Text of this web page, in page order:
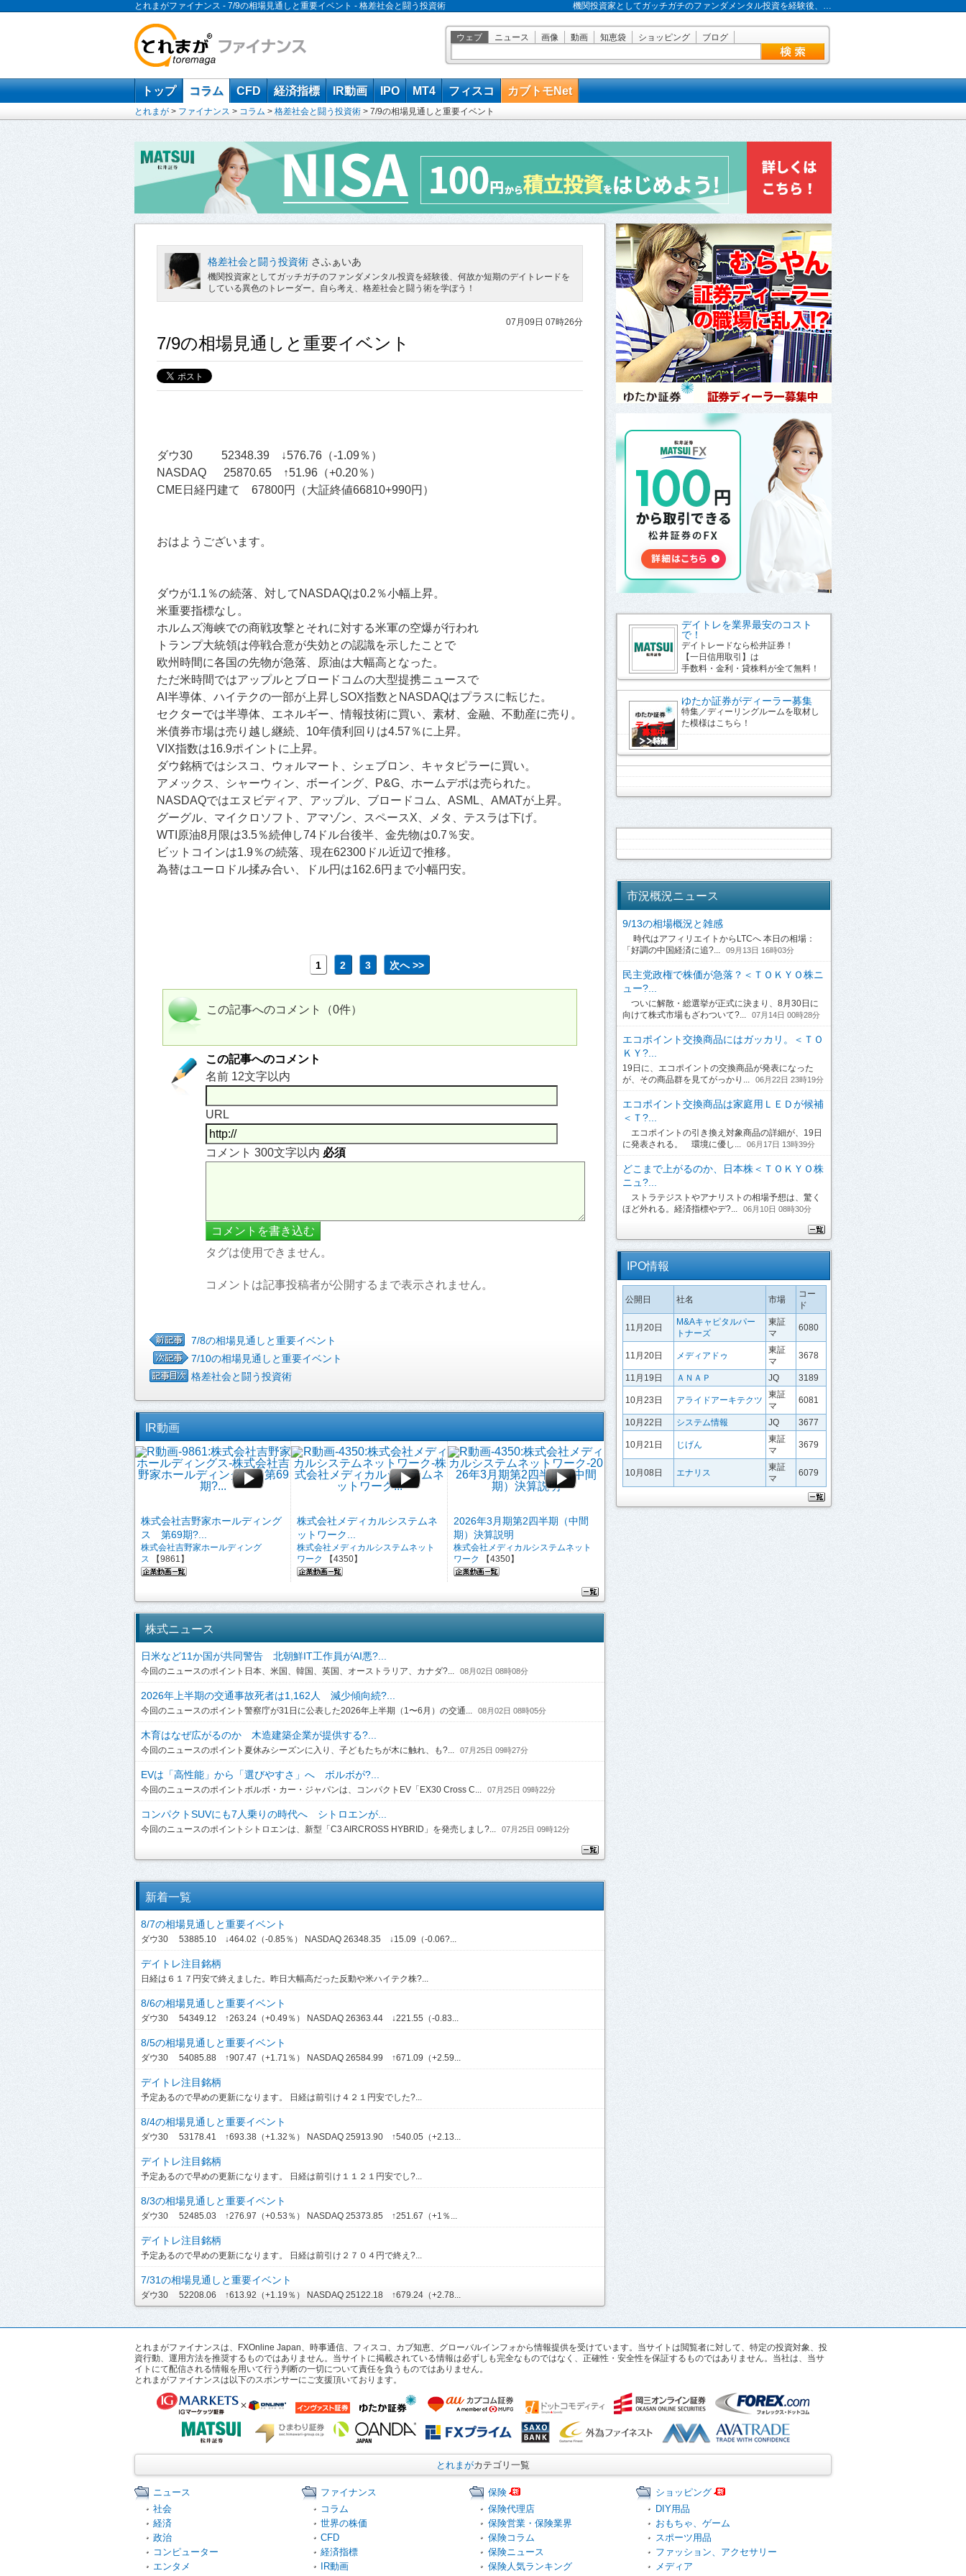
とれまがファイナンス - 7/9の相場見通しと重要イベント - 格差社会と闘う投資術 機関投資家としてガッチガチのファンダメンタル投資を経験後、…
ウェブ ニュース 画像 動画 知恵袋 ショッピング ブログ
トップ コラム CFD 経済指標 IR動画 IPO MT4 フィスコ カブトモNet
とれまが > ファイナンス > コラム > 格差社会と闘う投資術 > 7/9の相場見通しと重要イベント
格差社会と闘う投資術 さふぁいあ
機関投資家としてガッチガチのファンダメンタル投資を経験後、何故か短期のデイトレードを
している異色のトレーダー。自ら考え、格差社会と闘う術を学ぼう！
07月09日 07時26分
7/9の相場見通しと重要イベント
ダウ30 52348.39 ↓576.76（-1.09％）
NASDAQ 25870.65 ↑51.96（+0.20％）
CME日経円建て 67800円（大証終値66810+990円）
おはようございます。
ダウが1.1％の続落、対してNASDAQは0.2％小幅上昇。
米重要指標なし。
ホルムズ海峡での商戦攻撃とそれに対する米軍の空爆が行われ
トランプ大統領は停戦合意が失効との認識を示したことで
欧州時間に各国の先物が急落、原油は大幅高となった。
ただ米時間ではアップルとブロードコムの大型提携ニュースで
AI半導体、ハイテクの一部が上昇しSOX指数とNASDAQはプラスに転じた。
セクターでは半導体、エネルギー、情報技術に買い、素材、金融、不動産に売り。
米債券市場は売り越し継続、10年債利回りは4.57％に上昇。
VIX指数は16.9ポイントに上昇。
ダウ銘柄ではシスコ、ウォルマート、シェブロン、キャタピラーに買い。
アメックス、シャーウィン、ボーイング、P&G、ホームデポは売られた。
NASDAQではエヌビディア、アップル、ブロードコム、ASML、AMATが上昇。
グーグル、マイクロソフト、アマゾン、スペースX、メタ、テスラは下げ。
WTI原油8月限は3.5％続伸し74ドル台後半、金先物は0.7％安。
ビットコインは1.9％の続落、現在62300ドル近辺で推移。
為替はユーロドル揉み合い、ドル円は162.6円まで小幅円安。
1 2 3 次へ >>
この記事へのコメント（0件）
この記事へのコメント
名前 12文字以内
URL
コメント 300文字以内 必須
タグは使用できません。
コメントは記事投稿者が公開するまで表示されません。
7/8の相場見通しと重要イベント
7/10の相場見通しと重要イベント
格差社会と闘う投資術
IR動画
株式会社吉野家ホールディング
ス 第69期?...
株式会社吉野家ホールディング
ス 【9861】
株式会社メディカルシステムネ
ットワーク...
株式会社メディカルシステムネット
ワーク
【4350】
2026年3月期第2四半期（中間
期）決算説明
株式会社メディカルシステムネット
ワーク
【4350】
株式ニュース
日米など11か国が共同警告 北朝鮮IT工作員がAI悪?...
今回のニュースのポイント日本、米国、韓国、英国、オーストラリア、カナダ?... 08月02日 08時08分
2026年上半期の交通事故死者は1,162人 減少傾向続?...
今回のニュースのポイント警察庁が31日に公表した2026年上半期（1〜6月）の交通... 08月02日 08時05分
木育はなぜ広がるのか 木造建築企業が提供する?...
今回のニュースのポイント夏休みシーズンに入り、子どもたちが木に触れ、も?... 07月25日 09時27分
EVは「高性能」から「選びやすさ」へ ボルボが?...
今回のニュースのポイントボルボ・カー・ジャパンは、コンパクトEV「EX30 Cross C... 07月25日 09時22分
コンパクトSUVにも7人乗りの時代へ シトロエンが...
今回のニュースのポイントシトロエンは、新型「C3 AIRCROSS HYBRID」を発売しまし?... 07月25日 09時12分
新着一覧
8/7の相場見通しと重要イベント
ダウ30 53885.10 ↓464.02（-0.85％） NASDAQ 26348.35 ↓15.09（-0.06?...
デイトレ注目銘柄
日経は６１７円安で終えました。昨日大幅高だった反動や米ハイテク株?...
8/6の相場見通しと重要イベント
ダウ30 54349.12 ↑263.24（+0.49％） NASDAQ 26363.44 ↓221.55（-0.83...
8/5の相場見通しと重要イベント
ダウ30 54085.88 ↑907.47（+1.71％） NASDAQ 26584.99 ↑671.09（+2.59...
デイトレ注目銘柄
予定あるので早めの更新になります。 日経は前引け４２１円安でした?...
8/4の相場見通しと重要イベント
ダウ30 53178.41 ↑693.38（+1.32％） NASDAQ 25913.90 ↑540.05（+2.13...
デイトレ注目銘柄
予定あるので早めの更新になります。 日経は前引け１１２１円安でし?...
8/3の相場見通しと重要イベント
ダウ30 52485.03 ↑276.97（+0.53％） NASDAQ 25373.85 ↑251.67（+1％...
デイトレ注目銘柄
予定あるので早めの更新になります。 日経は前引け２７０４円で終え?...
7/31の相場見通しと重要イベント
ダウ30 52208.06 ↑613.92（+1.19％） NASDAQ 25122.18 ↑679.24（+2.78...
デイトレを業界最安のコスト
で！
デイトレードなら松井証券！
【一日信用取引】は
手数料・金利・貸株料が全て無料！
ゆたか証券がディーラー募集
特集／ディーリングルームを取材し
た模様はこちら！
市況概況ニュース
9/13の相場概況と雑感
時代はアフィリエイトからLTCへ 本日の相場：
「好調の中国経済に追?...
09月13日 16時03分
民主党政権で株価が急落？＜ＴＯＫＹＯ株ニ
ュー?...
ついに解散・総選挙が正式に決まり、8月30日に
向けて株式市場もざわついて?...
07月14日 00時28分
エコポイント交換商品にはガッカリ。＜ＴＯ
ＫＹ?...
19日に、エコポイントの交換商品が発表になった
が、その商品群を見てがっかり...
06月22日 23時19分
エコポイント交換商品は家庭用ＬＥＤが候補
＜Ｔ?...
エコポイントの引き換え対象商品の詳細が、19日
に発表される。 環境に優し...
06月17日 13時39分
どこまで上がるのか、日本株＜ＴＯＫＹＯ株
ニュ?...
ストラテジストやアナリストの相場予想は、驚く
ほど外れる。経済指標やデ?...
06月10日 08時30分
IPO情報
公開日 社名 市場
コー
ド
11月20日
M&Aキャピタルパー
トナーズ
東証
マ
6080
11月20日 メディアドゥ
東証
マ
3678
11月19日 ＡＮＡＰ JQ 3189
10月23日 アライドアーキテクツ
東証
マ
6081
10月22日 システム情報 JQ 3677
10月21日 じげん
東証
マ
3679
10月08日 エナリス
東証
マ
6079
とれまがファイナンスは、FXOnline Japan、時事通信、フィスコ、カブ知恵、グローバルインフォから情報提供を受けています。当サイトは閲覧者に対して、特定の投資対象、投
資行動、運用方法を推奨するものではありません。当サイトに掲載されている情報は必ずしも完全なものではなく、正確性・安全性を保証するものではありません。当社は、当サ
イトにて配信される情報を用いて行う判断の一切について責任を負うものではありません。
とれまがファイナンスは以下のスポンサーにご支援頂いております。
とれまがカテゴリ一覧
ニュース
社会
経済
政治
コンピューター
エンタメ
ファイナンス
コラム
世界の株価
CFD
経済指標
IR動画
保険
保険代理店
保険営業・保険業界
保険コラム
保険ニュース
保険人気ランキング
ショッピング
DIY用品
おもちゃ、ゲーム
スポーツ用品
ファッション、アクセサリー
メディア